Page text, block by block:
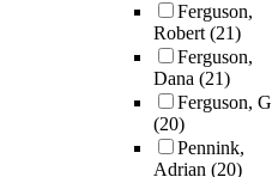
Ferguson,
Robert(21)
Ferguson,
Dana (21)
Ferguson, G
(20)
Pennink,
Adrian (20)